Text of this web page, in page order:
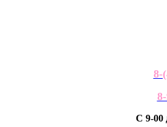
8-
С 9-00